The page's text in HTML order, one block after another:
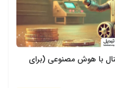
با هوش مصنوعی (برای